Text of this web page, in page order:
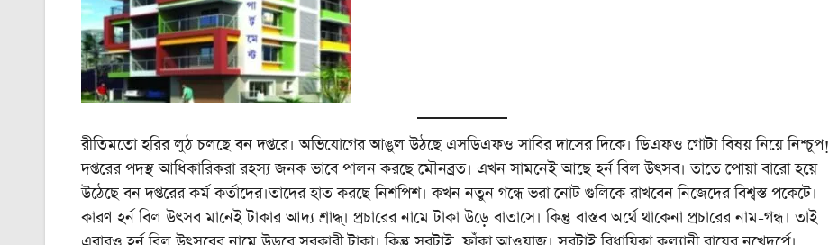
রীতিমতো হরির লুঠ চলছে বন দপ্তরে। অভিযোগের আঙুল উঠছে এসডিএফও সাবির দাসের দিকে। ডিএফও গোটা বিষয় নিয়ে নিশ্চুপ!
দপ্তরের পদস্থ আধিকারিকরা রহস্য জনক ভাবে পালন করছে মৌনব্রত। এখন সামনেই আছে হর্ন বিল উৎসব। তাতে পোয়া বারো হয়ে
উঠেছে বন দপ্তরের কর্ম কর্তাদের।তাদের হাত করছে নিশপিশ। কখন নতুন গন্ধে ভরা নোট গুলিকে রাখবেন নিজেদের বিশ্বস্ত পকেটে।
কারণ হর্ন বিল উৎসব মানেই টাকার আদ্য শ্রাদ্ধ্। প্রচারের নামে টাকা উড়ে বাতাসে। কিন্তু বাস্তব অর্থে থাকেনা প্রচারের নাম-গন্ধ। তাই